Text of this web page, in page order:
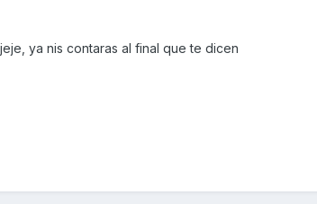
ya nis contaras al final que te dicen